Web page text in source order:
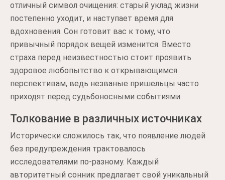
отличный символ очищения: старый уклад жизни
постепенно уходит, и наступает время для
вдохновения. Сон готовит вас к тому, что
привычный порядок вещей изменится. Вместо
страха перед неизвестностью стоит проявить
здоровое любопытство к открывающимся
перспективам, ведь незваные пришельцы часто
приходят перед судьбоносными событиями.
Толкование в различных источниках
Исторически сложилось так, что появление людей
без предупреждения трактовалось
исследователями по-разному. Каждый
авторитетный сонник предлагает свой уникальный